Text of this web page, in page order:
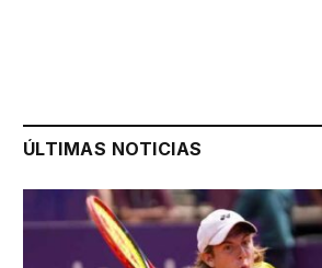
ÚLTIMAS NOTICIAS